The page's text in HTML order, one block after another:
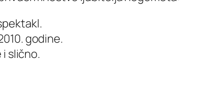
godine.
slično.